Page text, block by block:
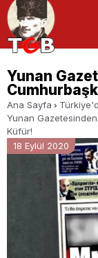
Yunan
Ana Sayfa
Yunan Gazetesinden
Küfür!
18 Eylül 2020